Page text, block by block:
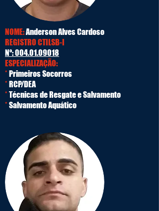
NOME:Anderson Alves Cardoso
REGISTRO CTILSB-I
Nº:004.01.09018
ESPECIALIZAÇÃO:
* Primeiros Socorros
* RCP/DEA
* Técnicas de Resgate e Salvamento
* Salvamento Aquático